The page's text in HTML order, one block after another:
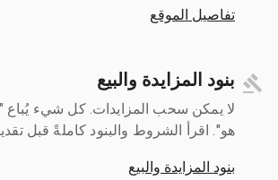
تفاصيل الموقع
بنود المزايدة والبيع
لا يمكن سحب المزايدات. كل شيء يُباع
هو". اقرأ الشروط والبنود كاملةً قبل
بنود المزايدة والبيع